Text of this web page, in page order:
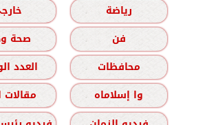
رياضة
فن
صحة
محافظات
العدد
وا إسلاماه
مقالات